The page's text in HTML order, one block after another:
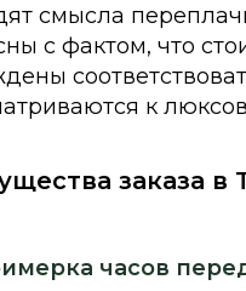
смысла
с фактом, что
к
заказа в
часов